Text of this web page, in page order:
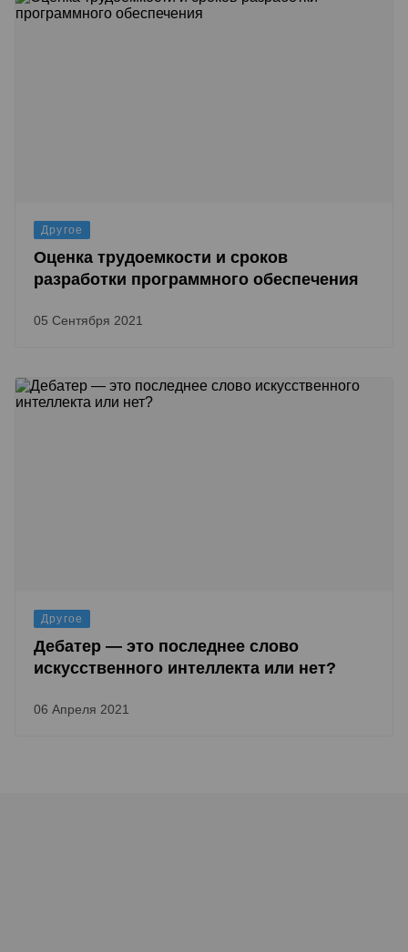
Другое
Оценка трудоемкости и сроков
разработки программного обеспечения
05 Сентября 2021
Другое
Дебатер — это последнее слово
искусственного интеллекта или нет?
06 Апреля 2021